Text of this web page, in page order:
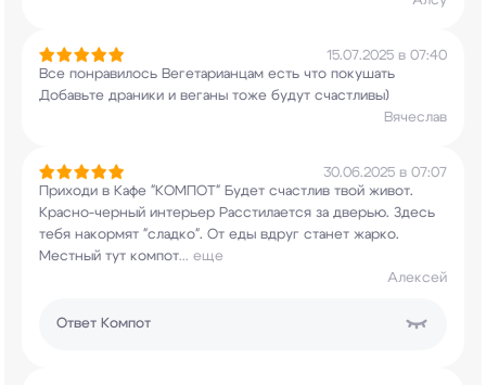
15.07.2025 в 07:40
Все понравилось Вегетарианцам есть что покушать
Добавьте драники и веганы тоже будут счастливы)
Вячеслав
30.06.2025 в 07:07
Приходи в Кафе "КОМПОТ" Будет счастлив твой живот.
Красно-черный интерьер Расстилается за дверью. Здесь
тебя накормят "сладко". От еды вдруг станет жарко.
Местный тут компот... еще
Алексей
Ответ Компот